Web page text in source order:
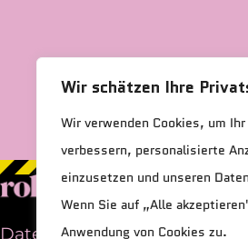
Wir schätzen Ihre
Wir verwenden Cookies, um
verbessern, personalisierte
einzusetzen und unseren
Wenn Sie auf „Alle
Anwendung von Cookies zu.
Datenschutz|Impressum